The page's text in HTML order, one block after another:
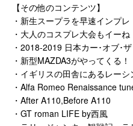
【その他のコンテンツ】
・新生スープラを早速インプレ
・大人のコスプレ大会もイーね
・2018-2019 日本カー･オブ･
・新型MAZDA3がやってくる！
・イギリスの田舎にあるレー
・Alfa Romeo Renaissance
・After A110,Before A110
・GT roman LIFE by西風